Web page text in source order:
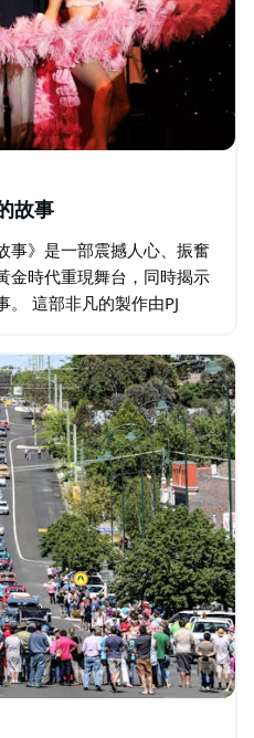
故事
事》是一部震撼人心、振奮
金時代重現舞台，同時揭示
。 這部非凡的製作由PJ
…